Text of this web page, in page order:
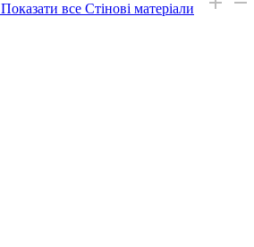
Показати все Стінові матеріали